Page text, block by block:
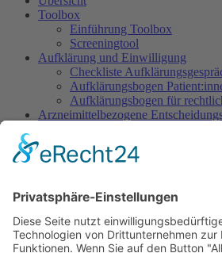
Toolbox
Einführung Toolbox
Screeningtool
Aufklärung und Einwilligung
Checkliste
Aufklärungsbogen
Aufklärungsbogen für
Arzneimittelbezogene
Warnliste
Dokumentation
Indikation Existenzielles
Wunsch nach Sedierung, um
beenden
Sedierung im Rahmen des